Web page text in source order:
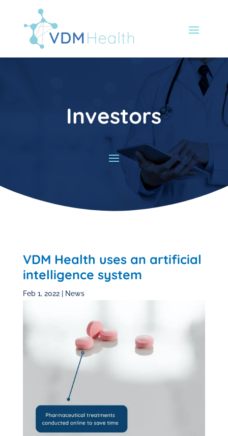
Investors
VDM Health uses an artificial
intelligence system
Feb 1, 2022| News